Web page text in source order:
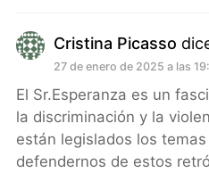
Cristina Picasso
27 de enero de 2025 a las
El Sr.Esperanza es un
la discriminación y la
están legislados los
defendernos de estos